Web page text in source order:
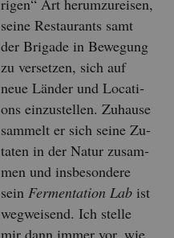
ri­gen“ Art her­um­zu­rei­sen,
seine Re­stau­rants samt
der Bri­ga­de in Be­we­gung
zu ver­set­zen, sich auf
neue Län­der und Lo­ca­ti­
ons ein­zu­stel­len. Zu­hau­se
sam­melt er sich seine Zu­
ta­ten in der Natur zu­sam­
men und ins­be­son­de­re
sein Fer­men­ta­ti­on Labist
weg­wei­send. Ich stel­le